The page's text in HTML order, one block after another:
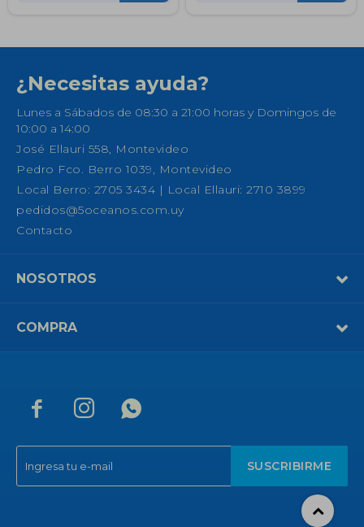
  
SUSCRIBIRME
¿Necesitas ayuda?
Lunes a Sábados de 08:30 a 21:00 horas y Domingos de
10:00 a 14:00
José Ellauri 558, Montevideo
Pedro Fco. Berro 1039, Montevideo
Local Berro: 2705 3434 | Local Ellauri: 2710 3899
pedidos@5oceanos.com.uy
Contacto
NOSOTROS
COMPRA